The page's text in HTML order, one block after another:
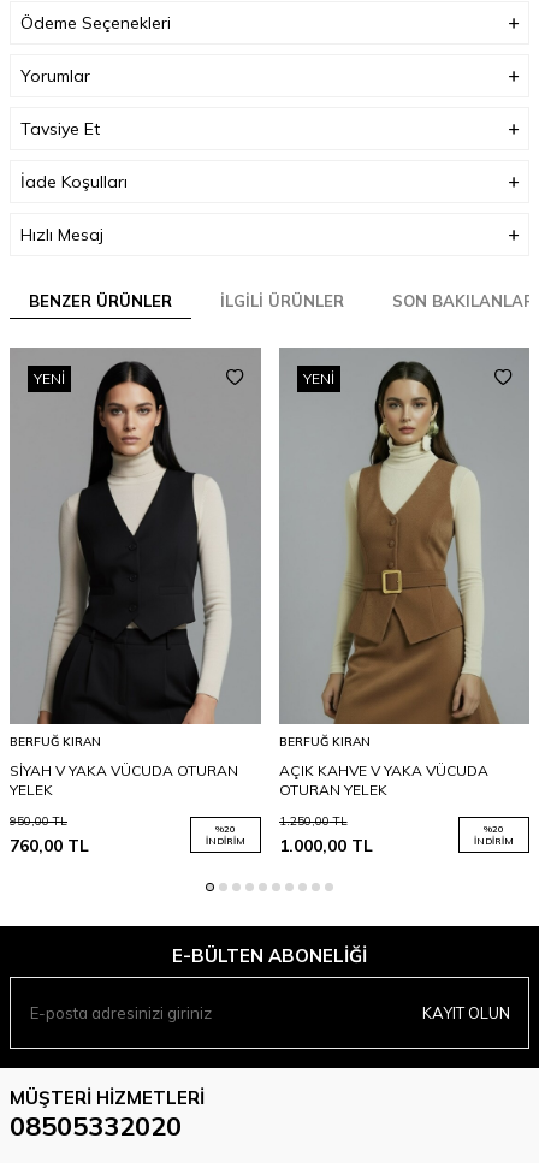
Ödeme Seçenekleri
Yorumlar
Tavsiye Et
İade Koşulları
Hızlı Mesaj
BENZER ÜRÜNLER İLGILI ÜRÜNLER SON BAKILANLAR
YENI
BERFUĞ KIRAN
SİYAH V YAKA VÜCUDA OTURAN
YELEK
950,00TL
760,00 TL
%20
İNDIRIM
YENI
BERFUĞ KIRAN
AÇIK KAHVE V YAKA VÜCUDA
OTURAN YELEK
1.250,00TL
1.000,00TL
%20
İNDIRIM
E-BÜLTEN ABONELIĞI
KAYIT OLUN
MÜŞTERI HIZMETLERI
08505332020